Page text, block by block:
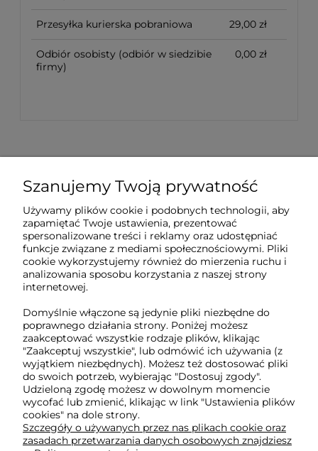
Przesyłka kurierska pobraniowa 29,00 zł
Odbiór osobisty (odbiór w siedzibie
firmy)
0,00 zł
Sklep internetowy Tukado.pl
pn-pt: 08:00-16:00
791 063 018
biuro@tukado.pl
O nas
Obsługa klienta
Pomoc
Szanujemy Twoją prywatność
Używamy plików cookie i podobnych technologii, aby
zapamiętać Twoje ustawienia, prezentować
spersonalizowane treści i reklamy oraz udostępniać
funkcje związane z mediami społecznościowymi. Pliki
cookie wykorzystujemy również do mierzenia ruchu i
analizowania sposobu korzystania z naszej strony
internetowej.
Domyślnie włączone są jedynie pliki niezbędne do
poprawnego działania strony. Poniżej możesz
zaakceptować wszystkie rodzaje plików, klikając
"Zaakceptuj wszystkie", lub odmówić ich używania (z
wyjątkiem niezbędnych). Możesz też dostosować pliki
do swoich potrzeb, wybierając "Dostosuj zgody".
Udzieloną zgodę możesz w dowolnym momencie
wycofać lub zmienić, klikając w link "Ustawienia plików
cookies" na dole strony.
Szczegóły o używanych przez nas plikach cookie oraz
zasadach przetwarzania danych osobowych znajdziesz